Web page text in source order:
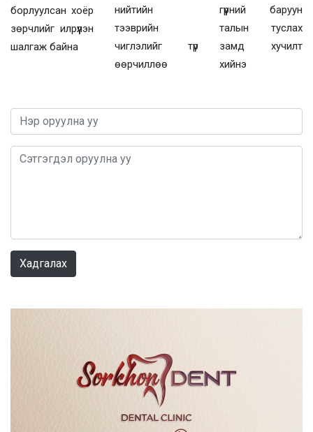
борлуулсан хоёр
зөрчлийг илрүүлэн
шалгаж байна
нийтийн
тээврийн
чиглэлийг түр
өөрчиллөө
гүүрний баруун
талын туслах
замд хучилт
хийнэ
Хадгалах